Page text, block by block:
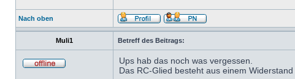
Nach oben
Muli1 Betreff des Beitrags:
Ups hab das noch was vergessen.
Das RC-Glied besteht aus einem